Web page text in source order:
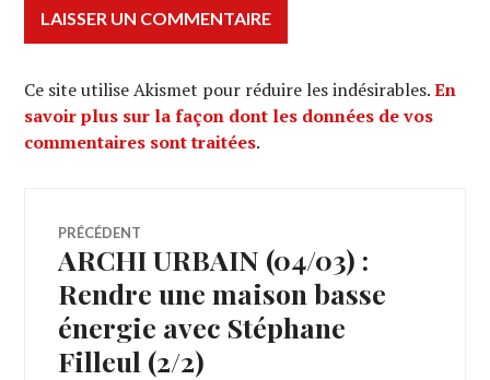
Ce site utilise Akismet pour réduire les indésirables.En
savoir plus sur la façon dont les données de vos
commentaires sont traitées.
Navigation
de
l’article
PRÉCÉDENT
Article
précédent :
ARCHI URBAIN (04/03) :
Rendre une maison basse
énergie avec Stéphane
Filleul (2/2)